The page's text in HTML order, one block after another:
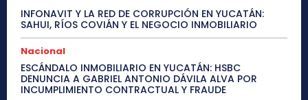
INFONAVIT Y LA RED DE CORRUPCIÓN EN YUCATÁN:
SAHUI, RÍOS COVIÁN Y EL NEGOCIO INMOBILIARIO
Nacional
ESCÁNDALO INMOBILIARIO EN YUCATÁN: HSBC
DENUNCIA A GABRIEL ANTONIO DÁVILA ALVA POR
INCUMPLIMIENTO CONTRACTUAL Y FRAUDE